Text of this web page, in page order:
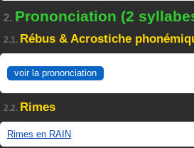
2. Prononciation (2
2.1. Rébus & Acrostiche
voir la prononciation
2.2. Rimes
Rimes en RAIN